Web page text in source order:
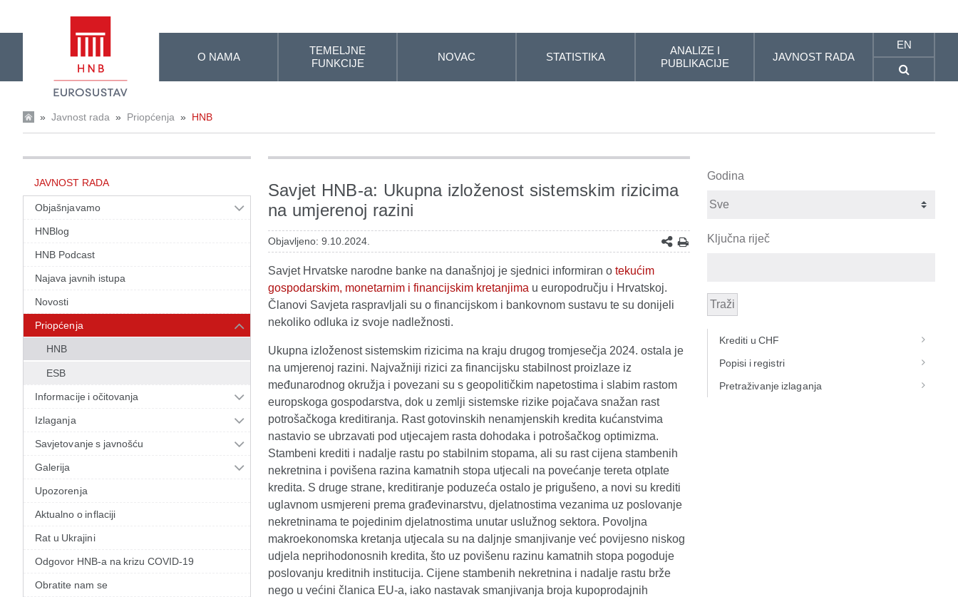
O NAMA
TEMELJNE
FUNKCIJE
NOVAC STATISTIKA
ANALIZE I
PUBLIKACIJE
JAVNOST RADA
EN
» Javnost rada » Priopćenja » HNB
JAVNOST RADA
Objašnjavamo
HNBlog
HNB Podcast
Najava javnih istupa
Novosti
Priopćenja
HNB
ESB
Informacije i očitovanja
Izlaganja
Savjetovanje s javnošću
Galerija
Upozorenja
Aktualno o inflaciji
Rat u Ukrajini
Odgovor HNB-a na krizu COVID-19
Obratite nam se
Savjet HNB-a: Ukupna izloženost sistemskim rizicima
na umjerenoj razini
Objavljeno: 9.10.2024.
Savjet Hrvatske narodne banke na današnjoj je sjednici informiran o tekućim
gospodarskim, monetarnim i financijskim kretanjima u europodručju i Hrvatskoj.
Članovi Savjeta raspravljali su o financijskom i bankovnom sustavu te su donijeli
nekoliko odluka iz svoje nadležnosti.
Ukupna izloženost sistemskim rizicima na kraju drugog tromjesečja 2024. ostala je
na umjerenoj razini. Najvažniji rizici za financijsku stabilnost proizlaze iz
međunarodnog okružja i povezani su s geopolitičkim napetostima i slabim rastom
europskoga gospodarstva, dok u zemlji sistemske rizike pojačava snažan rast
potrošačkoga kreditiranja. Rast gotovinskih nenamjenskih kredita kućanstvima
nastavio se ubrzavati pod utjecajem rasta dohodaka i potrošačkog optimizma.
Stambeni krediti i nadalje rastu po stabilnim stopama, ali su rast cijena stambenih
nekretnina i povišena razina kamatnih stopa utjecali na povećanje tereta otplate
kredita. S druge strane, kreditiranje poduzeća ostalo je prigušeno, a novi su krediti
uglavnom usmjereni prema građevinarstvu, djelatnostima vezanima uz poslovanje
nekretninama te pojedinim djelatnostima unutar uslužnog sektora. Povoljna
makroekonomska kretanja utjecala su na daljnje smanjivanje već povijesno niskog
udjela neprihodonosnih kredita, što uz povišenu razinu kamatnih stopa pogoduje
poslovanju kreditnih institucija. Cijene stambenih nekretnina i nadalje rastu brže
nego u većini članica EU-a, iako nastavak smanjivanja broja kupoprodajnih
Godina
Ključna riječ
Traži
Krediti u CHF
Popisi i registri
Pretraživanje izlaganja